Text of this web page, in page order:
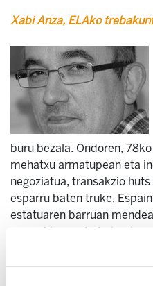
Xabi Anza, ELAko
buru bezala. Ondoren,
mehatxu armatupean eta
negoziatua, transakzio
esparru baten truke,
estatuaren barruan
monarkia onartu behar
bortxaezina eta
estatuko aparatuak ez